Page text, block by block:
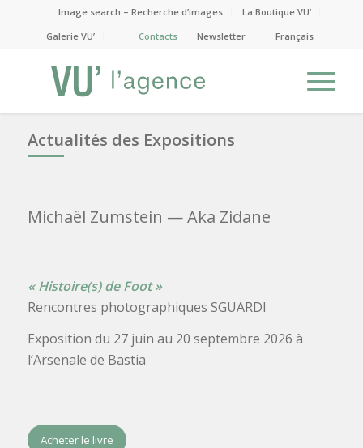
Image search – Recherche d’images
La Boutique VU’
Galerie VU’
Contacts Newsletter Français
Actualités des Expositions
Michaël Zumstein — Aka Zidane
« Histoire(s) de Foot »
Rencontres photographiques SGUARDI
Exposition du 27 juin au 20 septembre 2026 à
l‘Arsenale de Bastia
Acheter le livre